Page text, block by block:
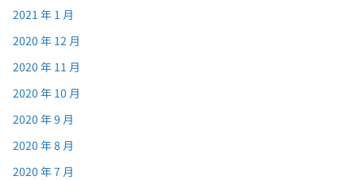
2021 年 1 月
2020 年 12 月
2020 年 11 月
2020 年 10 月
2020 年 9 月
2020 年 8 月
2020 年 7 月